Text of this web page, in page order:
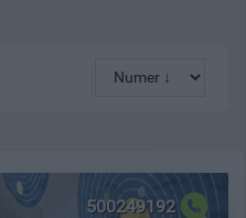
500249192